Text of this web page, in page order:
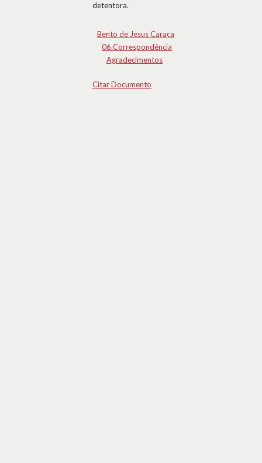
detentora.
Bento de Jesus Caraça
06.Correspondência
Agradecimentos
Citar Documento